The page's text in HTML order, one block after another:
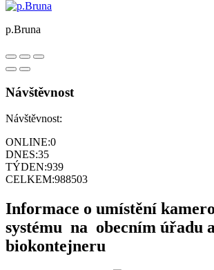
p.Bruna
Návštěvnost
Návštěvnost:
ONLINE:0
DNES:35
TÝDEN:939
CELKEM:988503
Informace o umístění
systému na obecním úřadu
biokontejneru